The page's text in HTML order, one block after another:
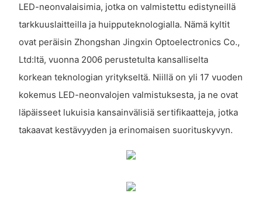
LED-neonvalaisimia, jotka on valmistettu edistyneillä
tarkkuuslaitteilla ja huipputeknologialla. Nämä kyltit
ovat peräisin Zhongshan Jingxin Optoelectronics Co.,
Ltd:ltä, vuonna 2006 perustetulta kansalliselta
korkean teknologian yritykseltä. Niillä on yli 17 vuoden
kokemus LED-neonvalojen valmistuksesta, ja ne ovat
läpäisseet lukuisia kansainvälisiä sertifikaatteja, jotka
takaavat kestävyyden ja erinomaisen suorituskyvyn.